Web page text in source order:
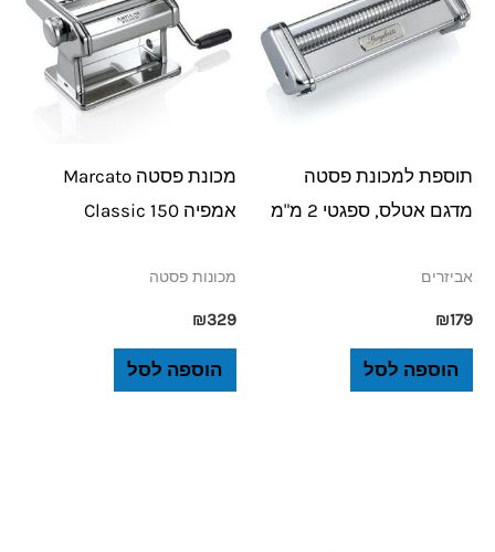
תוספת למכונת פסטה
מדגם אטלס, ספגטי 2 מ"מ
אביזרים
₪179
הוספה לסל
מכונת פסטה Marcato
אמפיה 150 Classic
מכונות פסטה
₪329
הוספה לסל